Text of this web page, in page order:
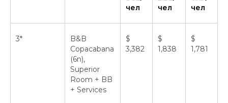
чел
чел
чел
3*
B&B
Copacabana
(6n),
Superior
Room + BB
+ Services
$
3,382
$
1,838
$
1,781